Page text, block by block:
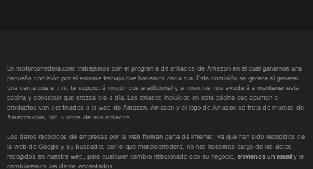
En motorcorredera.com trabajamos con el programa de afiliados de Amazon en el cual ganamos una
pequeña comisión por el enorme trabajo que hacemos cada día. Esta comisión se genera al generar
una venta que a ti no te supondrá ningún coste adicional y a nosotros nos ayudará a mantener esta
página y conseguir que crezca día a día. Los enlaces incluidos en esta página que apuntan a
productos van destinados a la web de Amazon. Amazon y el logo de Amazon se trata de marcas de
Amazon.com, Inc. u otros de sus afiliados.
Los datos recogidos de empresas por la web forman parte de internet, ya que han sido recogidos de
la web de Google y su buscador, por lo que motorcorredera, no nos hacemos cargo de los datos
recogidos en nuestra web, para cualquier cambio relacionado con su negocio, envíenos un emaily le
cambiaremos los datos encantados.